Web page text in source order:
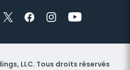
LLC. Tous droits réservés